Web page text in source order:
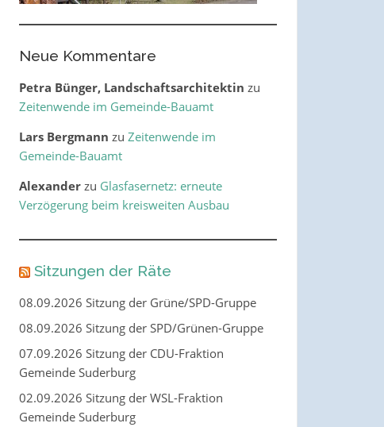
Neue Kommentare
Petra Bünger, Landschaftsarchitektin zu
Zeitenwende im Gemeinde-Bauamt
Lars Bergmann zu Zeitenwende im
Gemeinde-Bauamt
Alexanderzu Glasfasernetz: erneute
Verzögerung beim kreisweiten Ausbau
Sitzungen der Räte
08.09.2026 Sitzung der Grüne/SPD-Gruppe
08.09.2026 Sitzung der SPD/Grünen-Gruppe
07.09.2026 Sitzung der CDU-Fraktion
Gemeinde Suderburg
02.09.2026 Sitzung der WSL-Fraktion
Gemeinde Suderburg